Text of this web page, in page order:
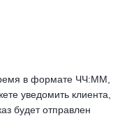
в формате ЧЧ:ММ,
уведомить клиента,
будет отправлен